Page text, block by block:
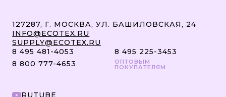
127287, Г. МОСКВА, УЛ. БАШИЛОВСКАЯ, 24
INFO@ECOTEX.RU
SUPPLY@ECOTEX.RU
8 495 481-4053
8 495 225-3453
8 800 777-4653
ОПТОВЫМ
ПОКУПАТЕЛЯМ
RUTUBE